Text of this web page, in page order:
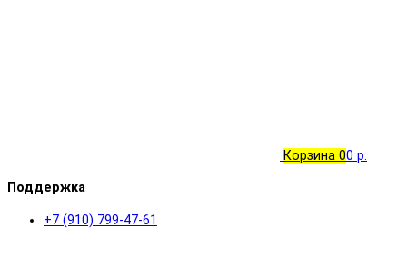
Корзина 00 р.
Поддержка
+7 (910) 799-47-61